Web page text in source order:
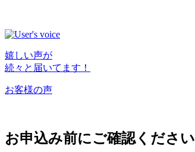
嬉しい声が
続々と届いてます！
お客様の声
お申込み前にご確認ください